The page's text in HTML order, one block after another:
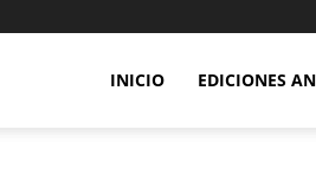
INICIO EDICIONES